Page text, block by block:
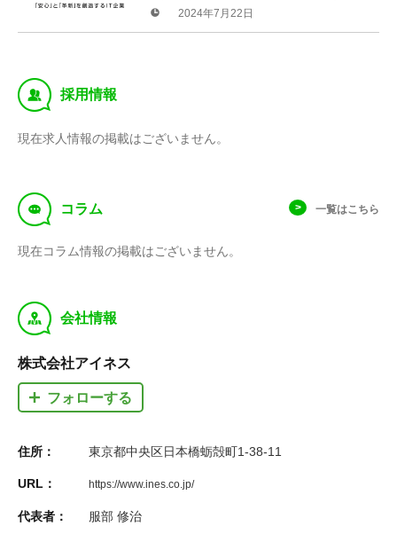
販売開始2024年7月22日
‰ 採用情報
現在求人情報の掲載はございません。
f コラム 一覧はこちら
現在コラム情報の掲載はございません。
y 会社情報
株式会社アイネス
フォローする
住所： 東京都中央区日本橋蛎殻町1-38-11
URL： https://www.ines.co.jp/
代表者： 服部 修治